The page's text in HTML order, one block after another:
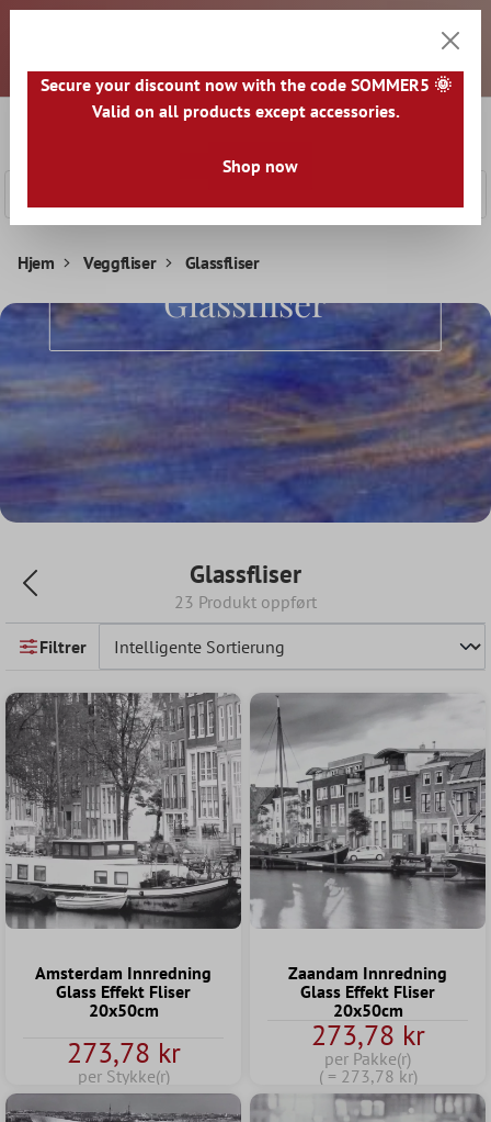
Kjære kunder, alle priser er eksklusive mva. og fraktkostnader.
Alle varer sendes fra TYSKLAND.
Hjem Veggfliser Glassfliser
Glassfliser
Glassfliser
23 Produkt oppført
Filtrer
Amsterdam Innredning
Glass Effekt Fliser
20x50cm
273,78 kr
per Stykke(r)
Zaandam Innredning
Glass Effekt Fliser
20x50cm
273,78 kr
per Pakke(r)
( = 273,78 kr)
Secure your discount now with the code SOMMER5 🌞
Valid on all products except accessories.
Shop now